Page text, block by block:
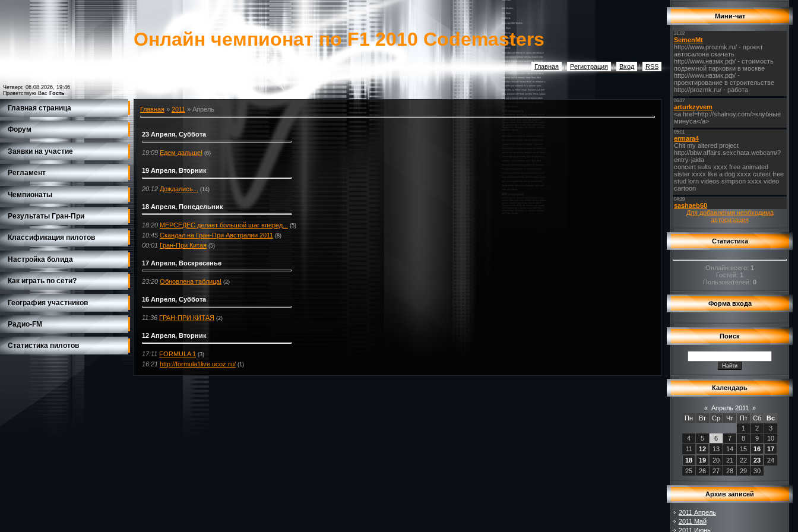
Четверг, 06.08.2026, 19:46
Приветствую Вас Гость
Онлайн чемпионат по F1 2010 Codemasters
Главная | Регистрация | Вход | RSS
Главная страница
Форум
Заявки на участие
Регламент
Чемпионаты
Результаты Гран-При
Классификация пилотов
Настройка болида
Как играть по сети?
География участников
Радио-FM
Статистика пилотов
Главная » 2011 » Апрель
23 Апреля, Суббота
19:09 Едем дальше! (6)
19 Апреля, Вторник
20:12 Дождались... (14)
18 Апреля, Понедельник
18:20 МЕРСЕДЕС делает большой шаг вперед... (5)
10:45 Скандал на Гран-При Австралии 2011 (8)
00:01 Гран-При Китая (5)
17 Апреля, Воскресенье
23:20 Обновлена таблица! (2)
16 Апреля, Суббота
11:36 ГРАН-ПРИ КИТАЯ (2)
12 Апреля, Вторник
17:11 FORMULA 1 (3)
16:21 http://formula1live.ucoz.ru/ (1)
Мини-чат
Для добавления необходима
авторизация
Статистика
Онлайн всего: 1
Гостей: 1
Пользователей: 0
Форма входа
Поиск
Календарь
« Апрель 2011
»
Пн
Вт Ср Чт Пт Сб
Вс
1
2
3
4
5 6 7 8 9
10
11
12 13 14 15 16
17
18
19 20 21 22 23
24
25
26 27 28 29 30
Архив записей
2011 Апрель
2011 Май
2011 Июнь